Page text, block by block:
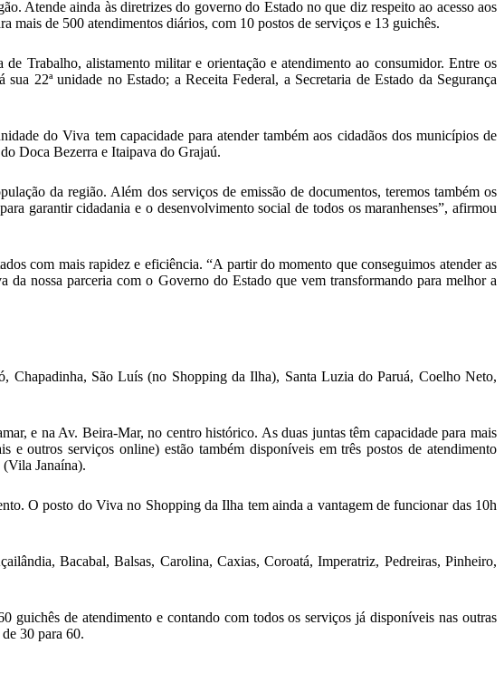
Atende ainda às diretrizes do governo do Estado no que diz respeito ao acesso aos
mais de 500 atendimentos diários, com 10 postos de serviços e 13 guichês.
Trabalho, alistamento militar e orientação e atendimento ao consumidor. Entre os
22ª unidade no Estado; a Receita Federal, a Secretaria de Estado da Segurança
do Viva tem capacidade para atender também aos cidadãos dos municípios de
Doca Bezerra e Itaipava do Grajaú.
da região. Além dos serviços de emissão de documentos, teremos também os
garantir cidadania e o desenvolvimento social de todos os maranhenses”, afirmou
com mais rapidez e eficiência. “A partir do momento que conseguimos atender as
nossa parceria com o Governo do Estado que vem transformando para melhor a
Chapadinha, São Luís (no Shopping da Ilha), Santa Luzia do Paruá, Coelho Neto,
e na Av. Beira-Mar, no centro histórico. As duas juntas têm capacidade para mais
outros serviços online) estão também disponíveis em três postos de atendimento
Janaína).
O posto do Viva no Shopping da Ilha tem ainda a vantagem de funcionar das 10h
Bacabal, Balsas, Carolina, Caxias, Coroatá, Imperatriz, Pedreiras, Pinheiro,
guichês de atendimento e contando com todos os serviços já disponíveis nas outras
30 para 60.